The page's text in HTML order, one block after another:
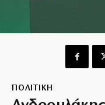
ΠΟΛΙΤΙΚΗ